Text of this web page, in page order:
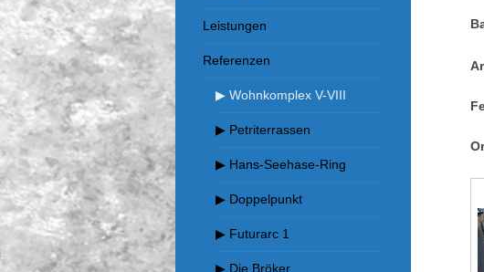
Leistungen
Referenzen
▶ Wohnkomplex V-VIII
▶ Petriterrassen
▶ Hans-Seehase-Ring
▶ Doppelpunkt
▶ Futurarc 1
▶ Die Bröker